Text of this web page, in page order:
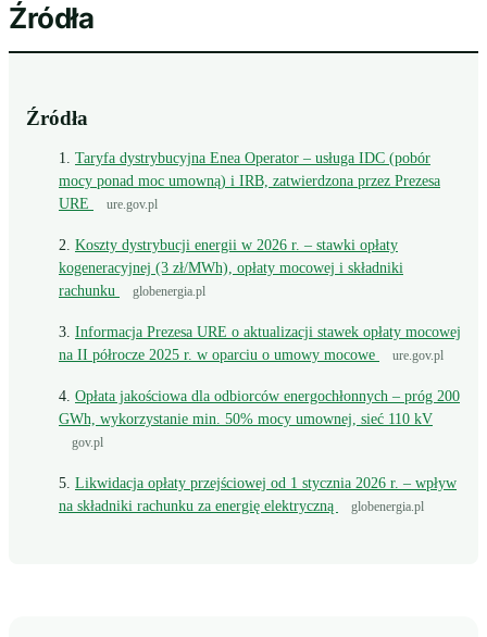
Źródła
Źródła
Taryfa dystrybucyjna Enea Operator – usługa IDC (pobór
mocy ponad moc umowną) i IRB, zatwierdzona przez Prezesa
URE
ure.gov.pl
Koszty dystrybucji energii w 2026 r. – stawki opłaty
kogeneracyjnej (3 zł/MWh), opłaty mocowej i składniki
rachunku
globenergia.pl
Informacja Prezesa URE o aktualizacji stawek opłaty mocowej
na II półrocze 2025 r. w oparciu o umowy mocowe
ure.gov.pl
Opłata jakościowa dla odbiorców energochłonnych – próg 200
GWh, wykorzystanie min. 50% mocy umownej, sieć 110 kV
gov.pl
Likwidacja opłaty przejściowej od 1 stycznia 2026 r. – wpływ
na składniki rachunku za energię elektryczną
globenergia.pl